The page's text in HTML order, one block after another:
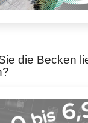
die Becken